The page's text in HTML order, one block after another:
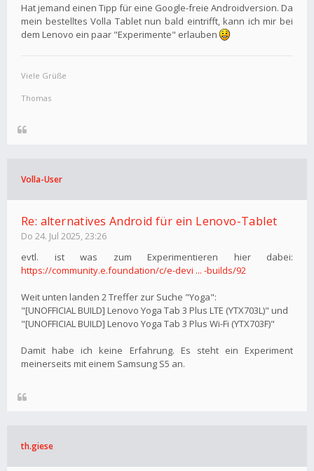
Hat jemand einen Tipp für eine Google-freie Androidversion. Da
mein bestelltes Volla Tablet nun bald eintrifft, kann ich mir bei
dem Lenovo ein paar "Experimente" erlauben
Viele Grüße
Thomas
Volla-User
Re: alternatives Android für ein Lenovo-Tablet
Do 24. Jul 2025, 23:26
evtl. ist was zum Experimentieren hier dabei:
https://community.e.foundation/c/e-devi ... -builds/92
Weit unten landen 2 Treffer zur Suche "Yoga":
"[UNOFFICIAL BUILD] Lenovo Yoga Tab 3 Plus LTE (YTX703L)" und
"[UNOFFICIAL BUILD] Lenovo Yoga Tab 3 Plus Wi-Fi (YTX703F)"
Damit habe ich keine Erfahrung. Es steht ein Experiment
meinerseits mit einem Samsung S5 an.
th.giese